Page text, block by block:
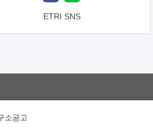
ETRI SNS
소공고